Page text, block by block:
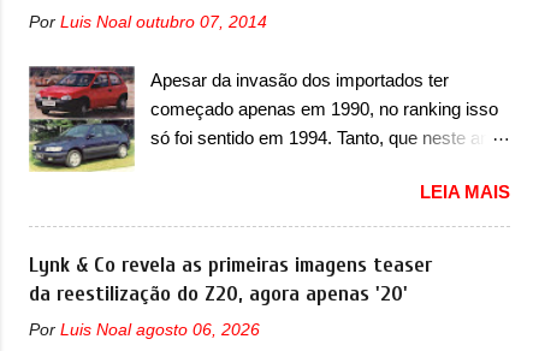
sobrecarga do microprocessador do Módulo
causar a perda de força motriz, requerendo a
atualização do software do modulo de...
do motor 1.0 12v Turbo Flex, conhecido
a Fiat Strada soube ser mutável com
avanços importantes que a concorrência
nunca conseguiu acompanhar e agora ela
chegada do motor T200, que estreou nos
irmãos Pulse e Fastback. "A Fiat Strada é
mais do que uma picape, é uma verdadeira
revolução no mercado automotivo. Há alguns
anos era improvável pensar que uma picape
Por Luis Noal outubro 07, 2014
Apesar da invasão dos importados ter
começado apenas em 1990, no ranking isso
só foi sentido em 1994. Tanto, que neste ano,
ao começar pelo Chevrolet Corsa, o mais
destacado deles no ranking que perdurou no
nosso mercado até início de 2012 e com
certeza foi um grandioso lançamento da
Chevrolet que assustou a concorrência.
Nesse ano também era lançada a nova
LEIA MAIS
Lynk & Co revela as primeiras imagens teaser
da reestilização do Z20, agora apenas '20'
Por Luis Noal agosto 06, 2026